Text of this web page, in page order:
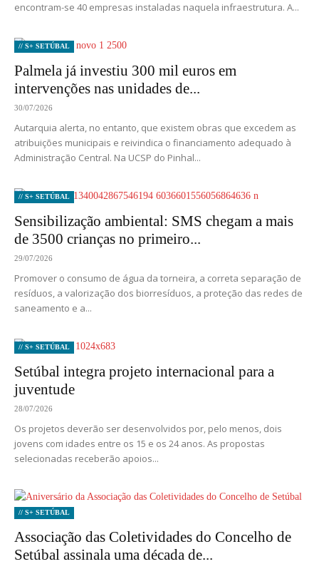
encontram-se 40 empresas instaladas naquela infraestrutura. A...
// S+ SETÚBAL
Palmela já investiu 300 mil euros em
intervenções nas unidades de...
30/07/2026
Autarquia alerta, no entanto, que existem obras que excedem as
atribuições municipais e reivindica o financiamento adequado à
Administração Central. Na UCSP do Pinhal...
// S+ SETÚBAL
Sensibilização ambiental: SMS chegam a mais
de 3500 crianças no primeiro...
29/07/2026
Promover o consumo de água da torneira, a correta separação de
resíduos, a valorização dos biorresíduos, a proteção das redes de
saneamento e a...
// S+ SETÚBAL
Setúbal integra projeto internacional para a
juventude
28/07/2026
Os projetos deverão ser desenvolvidos por, pelo menos, dois
jovens com idades entre os 15 e os 24 anos. As propostas
selecionadas receberão apoios...
// S+ SETÚBAL
Associação das Coletividades do Concelho de
Setúbal assinala uma década de...